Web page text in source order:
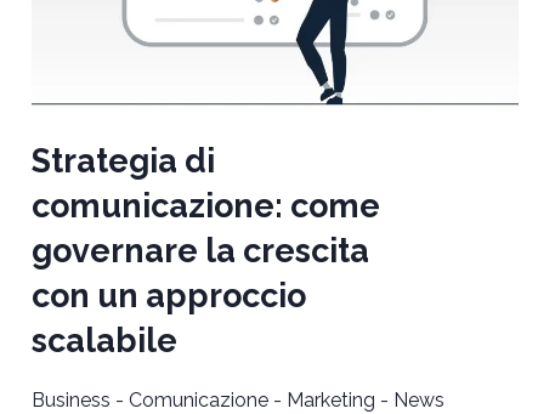
Strategia di
comunicazione: come
governare la crescita
con un approccio
scalabile
Business - Comunicazione- Marketing - News